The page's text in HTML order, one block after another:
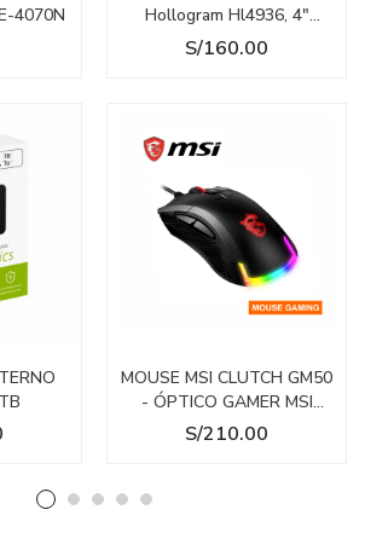
4070N
Hollogram Hl4936, 4"
800X480, Android 8.1, 3G,
Dual Sim, Desbloqueado
Precio
S/160.00
MOUSE MSI CLUTCH GM50
- ÓPTICO GAMER MSI
CLUTCH GM50 - 7200 DPI -
Precio
S/210.00